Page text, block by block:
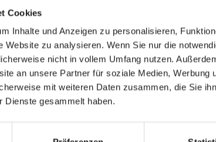
Cookies
Inhalte und Anzeigen zu personalisieren,
Website zu analysieren. Wenn Sie nur die
nicht in vollem Umfang nutzen.
an unsere Partner für soziale Medien, Werbung
mit weiteren Daten zusammen, die Sie
Dienste gesammelt haben.
Wir produzieren pflanzliche
handwerklich & mit
? post@floraundrauna.at
FragNebenanhat diese Firma/Organisation